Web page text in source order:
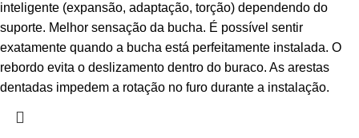
inteligente (expansão, adaptação, torção) dependendo do
suporte. Melhor sensação da bucha. É possível sentir
exatamente quando a bucha está perfeitamente instalada. O
rebordo evita o deslizamento dentro do buraco. As arestas
dentadas impedem a rotação no furo durante a instalação.